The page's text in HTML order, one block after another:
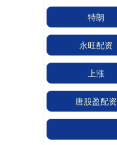
特朗
永旺配资
上涨
唐股盈配资